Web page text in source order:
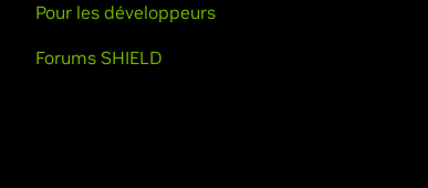
Pour les développeurs
Forums SHIELD